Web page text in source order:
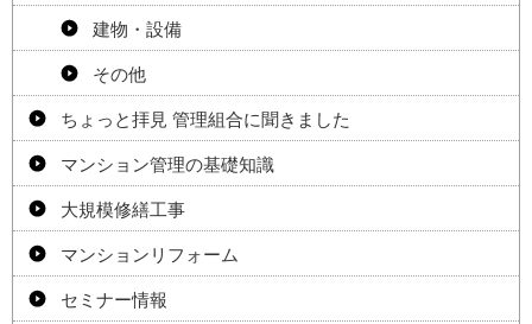
建物・設備
その他
ちょっと拝見 管理組合に聞きました
マンション管理の基礎知識
大規模修繕工事
マンションリフォーム
セミナー情報